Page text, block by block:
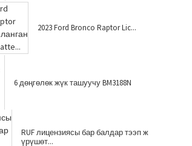
2023 Ford Bronco Raptor Lic...
6 дөңгөлөк жүк ташуучу BM3188N
RUF лицензиясы бар балдар тээп ж
үрүшөт...